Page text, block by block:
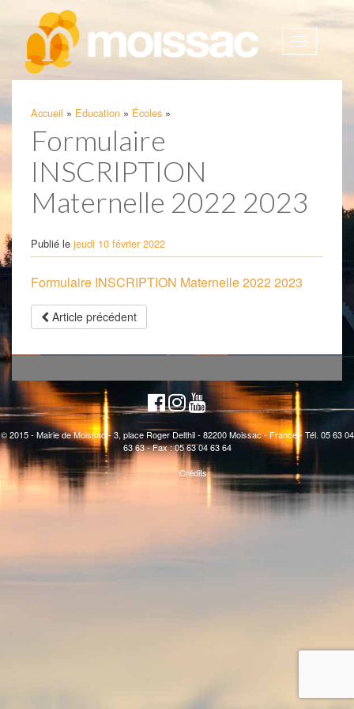
Afficher
Accueil » Education » Écoles »
Formulaire
INSCRIPTION
Maternelle 2022 2023
Publié le jeudi 10 février 2022
Formulaire INSCRIPTION Maternelle 2022 2023
Article précédent
© 2015 - Mairie de Moissac - 3, place Roger Delthil - 82200 Moissac - France - Tél. 05 63 04
63 63 - Fax : 05 63 04 63 64
Crédits